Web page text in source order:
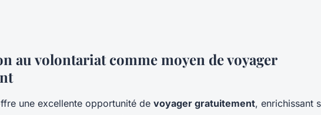
grâce
au volontariat comme moyen de voyager
une excellente opportunité de voyager gratuitement, enrichissant